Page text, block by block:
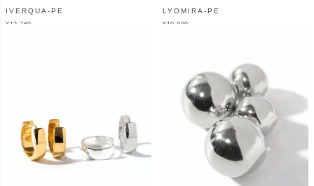
IVERQUA-PE
¥ 12,760
LYOMIRA-PE
¥ 10,890